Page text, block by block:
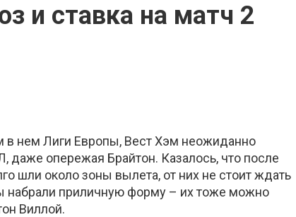
и ставка на матч 2
в нем Лиги Европы, Вест Хэм неожиданно
даже опережая Брайтон. Казалось, что после
шли около зоны вылета, от них не стоит ждать
набрали приличную форму – их тоже можно
Виллой.